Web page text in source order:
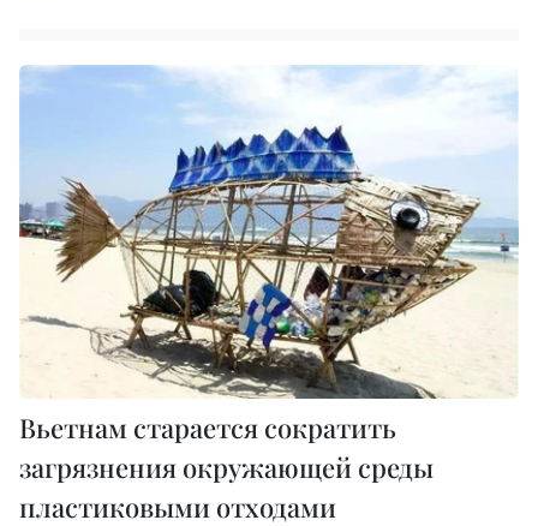
Вьетнам старается сократить
загрязнения окружающей среды
пластиковыми отходами